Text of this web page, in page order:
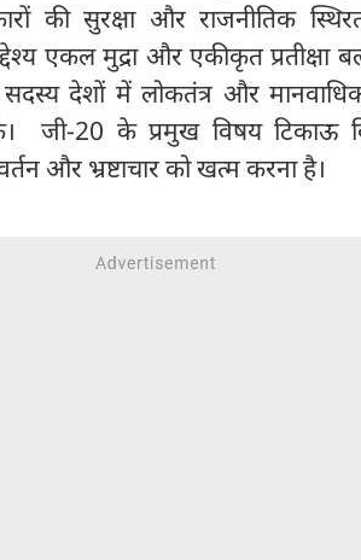
की सुरक्षा और राजनीतिक
एकल मुद्रा और एकीकृत प्रतीक्षा
देशों में लोकतंत्र और
जी-20 के प्रमुख विषय टिकाऊ
और भ्रष्टाचार को खत्म करना है।